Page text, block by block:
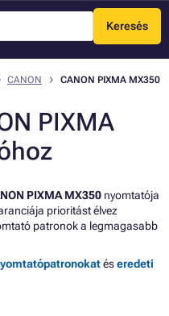
Keresés
Menü
CANON CANON PIXMA MX350
PIXMA
PIXMA MX350 nyomtatója
prioritást élvez
patronok a legmagasabb
éseredeti